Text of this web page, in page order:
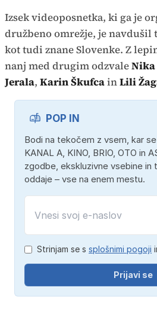
Izsek videoposnetka, ki ga je
družbeno omrežje, je navdušil
kot tudi znane Slovenke. Z
nanj med drugim odzvaleNika
Jerala, Karin ŠkufcainLili
POP IN
Bodi na tekočem z vsem, kar
KANAL A, KINO, BRIO, OTO in
zgodbe, ekskluzivne vsebine in
oddaje – vse na enem mestu.
Strinjam se s splošnimi pogoji
Prijavi se